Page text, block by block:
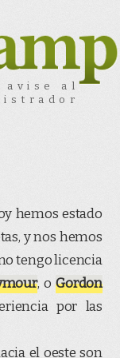
avise al
hemos estado
y nos hemos
tengo licencia
, oGordon
por las
el oeste son